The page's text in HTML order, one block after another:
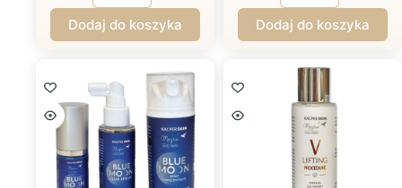
RENEWAL
PEEL
(peeling
głowy)
Dodaj do koszyka
UP
REMOVING
BALM
Dodaj do koszyka